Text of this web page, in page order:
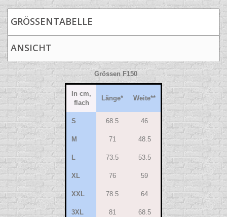
GRÖSSENTABELLE
ANSICHT
Grössen F150
In cm,
flach
Länge* Weite**
S 68.5 46
M 71 48.5
L 73.5 53.5
XL 76 59
XXL 78.5 64
3XL 81 68.5